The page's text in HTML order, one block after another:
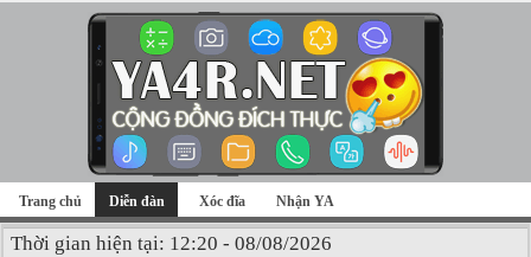
Trang chủ Diễn đàn Xóc đĩa Nhận YA
Thời gian hiện tại: 12:20 - 08/08/2026